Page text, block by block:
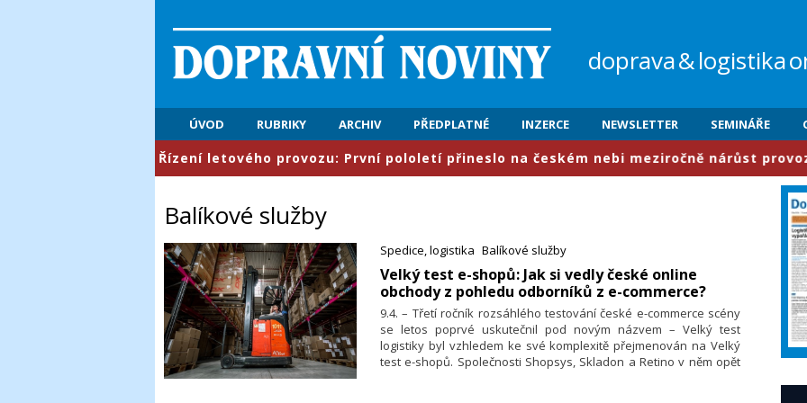
doprava&logistika
ÚVOD RUBRIKY ARCHIV PŘEDPLATNÉ INZERCE NEWSLETTER SEMINÁŘE
​Řízení letového provozu: První pololetí přineslo na českém nebi meziročně nárůst provozu o 6,3
Balíkové služby
Spedice, logistika Balíkové služby
​Velký test e-shopů: Jak si vedly české online
obchody z pohledu odborníků z e-commerce?
9.4. – Třetí ročník rozsáhlého testování české e-commerce scény
se letos poprvé uskutečnil pod novým názvem – Velký test
logistiky byl vzhledem ke své komplexitě přejmenován na Velký
test e-shopů. Společnosti Shopsys, Skladon a Retino v něm opět